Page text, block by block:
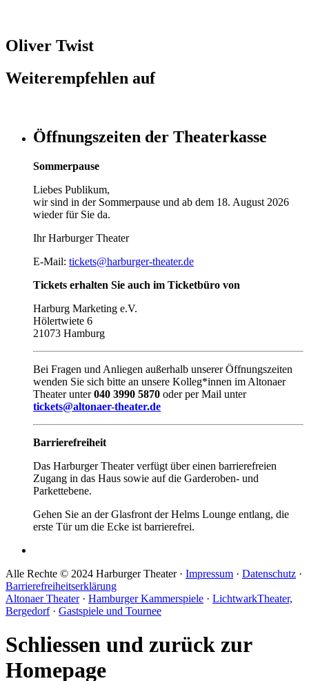
Oliver Twist
Weiterempfehlen auf
Öffnungszeiten der Theaterkasse
Sommerpause
Liebes Publikum,
wir sind in der Sommerpause und ab dem 18. August 2026
wieder für Sie da.
Ihr Harburger Theater
E-Mail: tickets@harburger-theater.de
Tickets erhalten Sie auch im Ticketbüro von
Harburg Marketing e.V.
Hölertwiete 6
21073 Hamburg
Bei Fragen und Anliegen außerhalb unserer Öffnungszeiten
wenden Sie sich bitte an unsere Kolleg*innen im Altonaer
Theater unter040 3990 5870 oder per Mail unter
tickets@altonaer-theater.de
Barrierefreiheit
Das Harburger Theater verfügt über einen barrierefreien
Zugang in das Haus sowie auf die Garderoben- und
Parkettebene.
Gehen Sie an der Glasfront der Helms Lounge entlang, die
erste Tür um die Ecke ist barrierefrei.
Alle Rechte © 2024 Harburger Theater · Impressum · Datenschutz ·
Barrierefreiheitserklärung
Altonaer Theater· Hamburger Kammerspiele · LichtwarkTheater,
Bergedorf· Gastspiele und Tournee
Schliessen und zurück zur
Homepage